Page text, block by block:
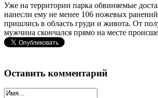
Уже на территории парка обвиняемые
нанесли ему не менее 106 ножевых
пришлись в область груди и живота. От
мужчина скончался прямо на месте
Оставить комментарий